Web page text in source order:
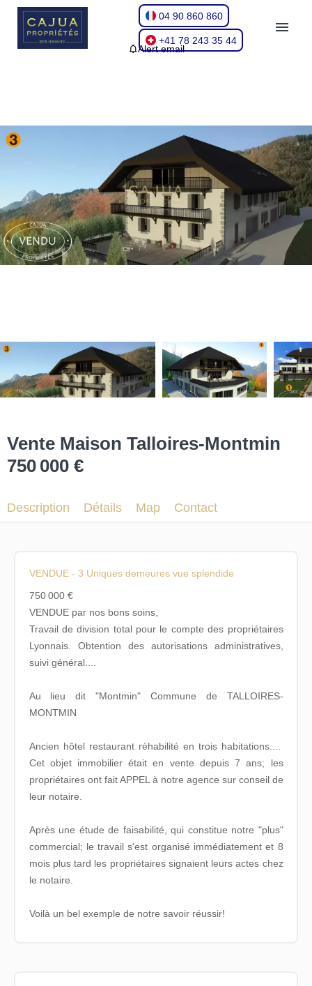
04 90 860 860
+41 78 243 35 44
Alert email
Vente Maison Talloires-Montmin
750 000 €
Description Détails Map Contact
VENDUE - 3 Uniques demeures vue splendide
750 000 €
VENDUE par nos bons soins,
Travail de division total pour le compte des propriétaires
Lyonnais. Obtention des autorisations administratives,
suivi général....
Au lieu dit "Montmin" Commune de TALLOIRES-
MONTMIN
Ancien hôtel restaurant réhabilité en trois habitations....
Cet objet immobilier était en vente depuis 7 ans; les
propriétaires ont fait APPEL à notre agence sur conseil de
leur notaire.
Après une étude de faisabilité, qui constitue notre "plus"
commercial; le travail s'est organisé immédiatement et 8
mois plus tard les propriétaires signaient leurs actes chez
le notaire.
Voilà un bel exemple de notre savoir réussir!